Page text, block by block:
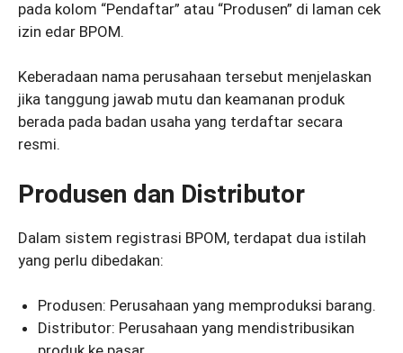
pada kolom “Pendaftar” atau “Produsen” di laman cek
izin edar BPOM.
Keberadaan nama perusahaan tersebut menjelaskan
jika tanggung jawab mutu dan keamanan produk
berada pada badan usaha yang terdaftar secara
resmi.
Produsen dan Distributor
Dalam sistem registrasi BPOM, terdapat dua istilah
yang perlu dibedakan:
Produsen: Perusahaan yang memproduksi barang.
Distributor: Perusahaan yang mendistribusikan